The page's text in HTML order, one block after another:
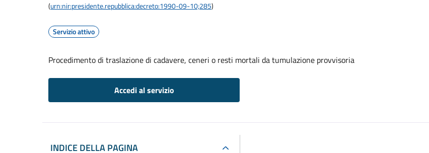
(urn:nir:presidente.repubblica:decreto:1990-09-10;285)
Servizio attivo
Procedimento di traslazione di cadavere, ceneri o resti mortali da tumulazione provvisoria
Accedi al servizio
INDICE DELLA PAGINA